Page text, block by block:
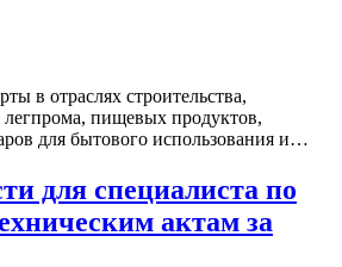
в отраслях строительства,
легпрома, пищевых продуктов,
для бытового использования и…
для специалиста по
актам за